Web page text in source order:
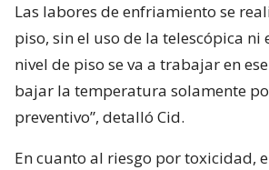
Las labores de enfriamiento se
piso, sin el uso de la telescópica ni
nivel de piso se va a trabajar en
bajar la temperatura solamente
preventivo”, detalló Cid.
En cuanto al riesgo por toxicidad,